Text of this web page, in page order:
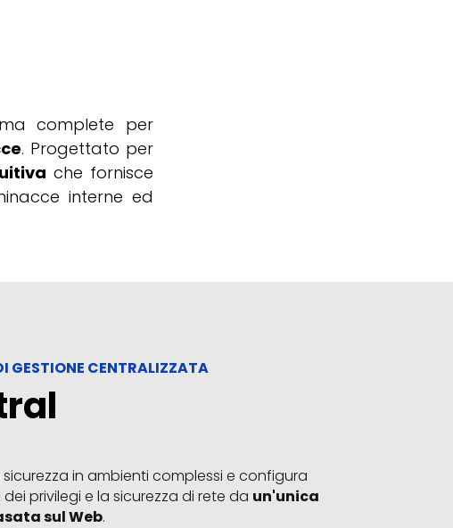
complete per
. Progettato per
che fornisce
interne ed
GESTIONE CENTRALIZZATA
in ambienti complessi e configura
privilegi e la sicurezza di rete da un'unica
sul Web.